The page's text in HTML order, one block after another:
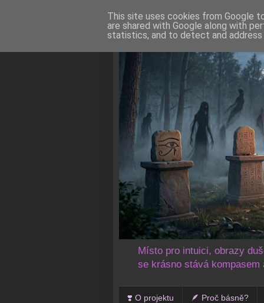
Místo pro intuici, obrazy
se krásno stává
❣️ O projektu 🪶 Proč básně?
This site uses cookies from Google
are shared with Google along with
statistics, and to detect and address